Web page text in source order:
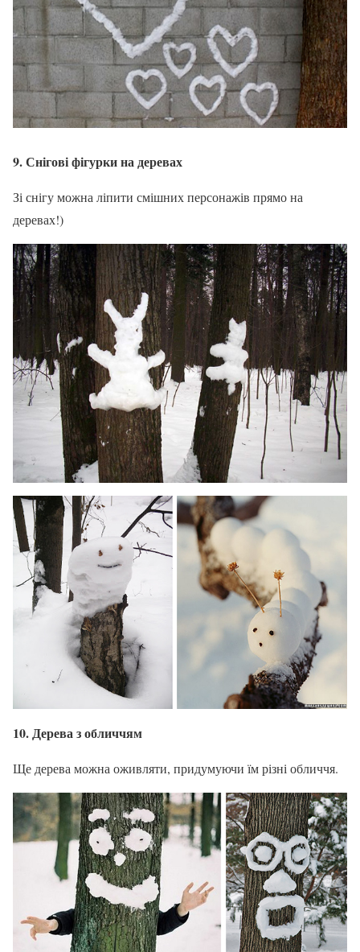
9. Снігові фігурки на деревах
Зі снігу можна ліпити смішних персонажів прямо на
деревах!)
10. Дерева з обличчям
Ще дерева можна оживляти, придумуючи їм різні обличчя.